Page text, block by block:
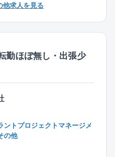
ん。
験がある方
他求人を見る
勤ほぼ無し・出張少
ントプロジェクトマネージメ
の他